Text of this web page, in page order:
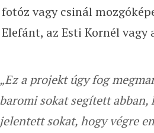
fotóz vagy csinál
Elefánt, az Esti Kornél vagy
„Ez a projekt úgy fog
baromi sokat segített
jelentett sokat, hogy végre